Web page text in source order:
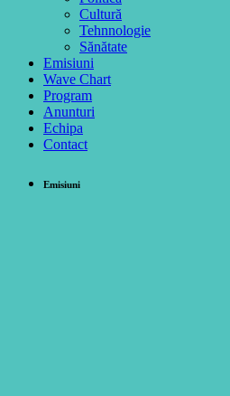
Cultură
Tehnnologie
Sănătate
Emisiuni
Wave Chart
Program
Anunturi
Echipa
Contact
Emisiuni